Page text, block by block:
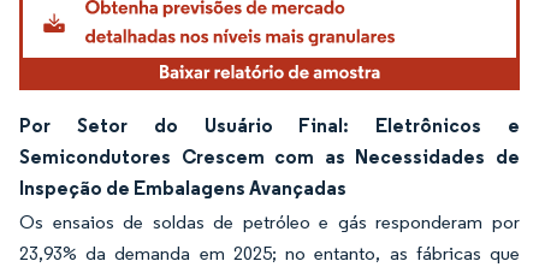
Por Setor do Usuário Final: Eletrônicos e
Semicondutores Crescem com as Necessidades de
Inspeção de Embalagens Avançadas
Os ensaios de soldas de petróleo e gás responderam por
23,93% da demanda em 2025; no entanto, as fábricas que